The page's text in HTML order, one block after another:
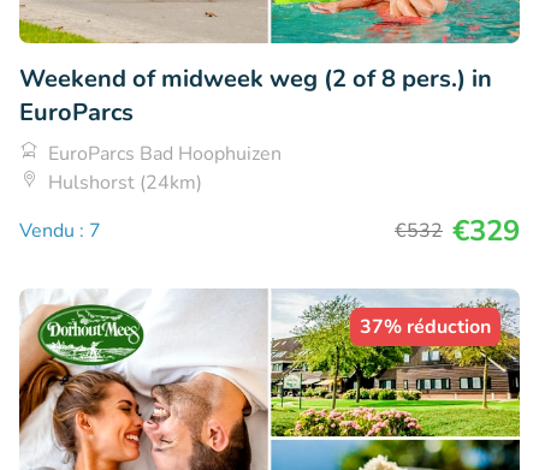
Weekend of midweek weg (2 of 8 pers.) in
EuroParcs
EuroParcs Bad Hoophuizen
Hulshorst (24km)
Vendu : 7
€532 €329
37% réduction